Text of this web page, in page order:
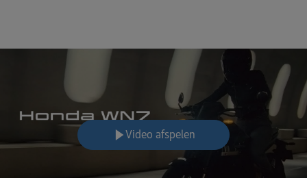
Video afspelen